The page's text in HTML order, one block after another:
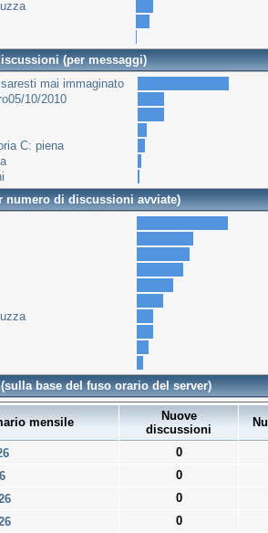
(per messaggi)
mai immaginato
10/2010
C: piena
numero di discussioni avviate)
base del fuso orario del server)
mensile
Nuove
discussioni
0
0
0
0